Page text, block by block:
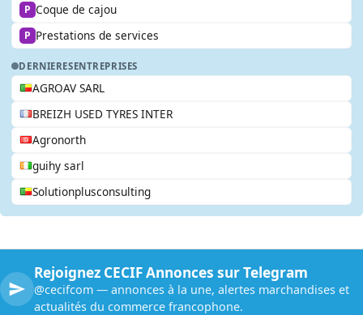
P Coque de cajou
P Prestations de services
DERNIERESENTREPRISES
AGROAV SARL
BREIZH USED TYRES INTER
Agronorth
guihy sarl
Solutionplusconsulting
Rejoignez CECIF Annonces sur Telegram
@cecifcom — annonces à la une, alertes marchandises et
actualités du commerce francophone.